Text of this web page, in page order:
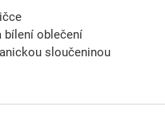
bílení oblečení
sloučeninou